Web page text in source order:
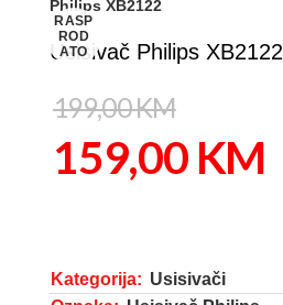
RASP
ROD
ATO
Philips XB2122
Usisivač Philips XB2122
199,00KM
159,00 KM
Kategorija: Usisivači